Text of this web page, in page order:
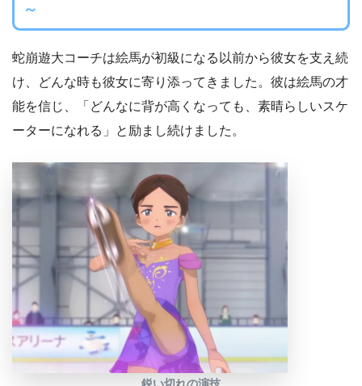
～
蛇崩遊大コーチは絵馬が初級になる以前から彼女を支え続
け、どんな時も彼女に寄り添ってきました。彼は絵馬の才
能を信じ、「どんなに背が高くなっても、素晴らしいスケ
ーターになれる」と励まし続けました。